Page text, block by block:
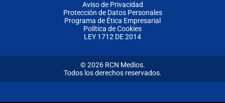
Aviso de Privacidad
Protección de Datos Personales
Programa de Ética Empresarial
Política de Cookies
LEY 1712 DE 2014
© 2026 RCN Medios.
Todos los derechos reservados.